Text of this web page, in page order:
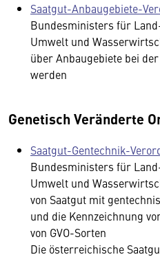
Saatgut-Anbaugebiete-
Bundesministers für
Umwelt und
über Anbaugebiete bei
werden
Genetisch Veränderte
Saatgut-Gentechnik-
Bundesministers für
Umwelt und
von Saatgut mit
und die Kennzeichnung
von GVO-Sorten
Die österreichische